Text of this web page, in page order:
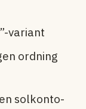
variant
ordning
solkonto-